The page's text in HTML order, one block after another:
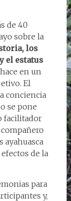
de 40
sobre la
los
el estatus
en un
El
conciencia
se pone
facilitador
compañero
ayahuasca
de la
para
y,